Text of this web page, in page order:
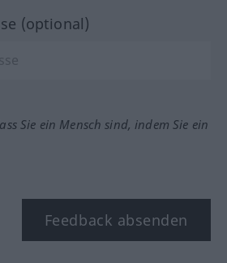
(optional)
Sie ein Mensch sind, indem Sie ein
Feedback absenden